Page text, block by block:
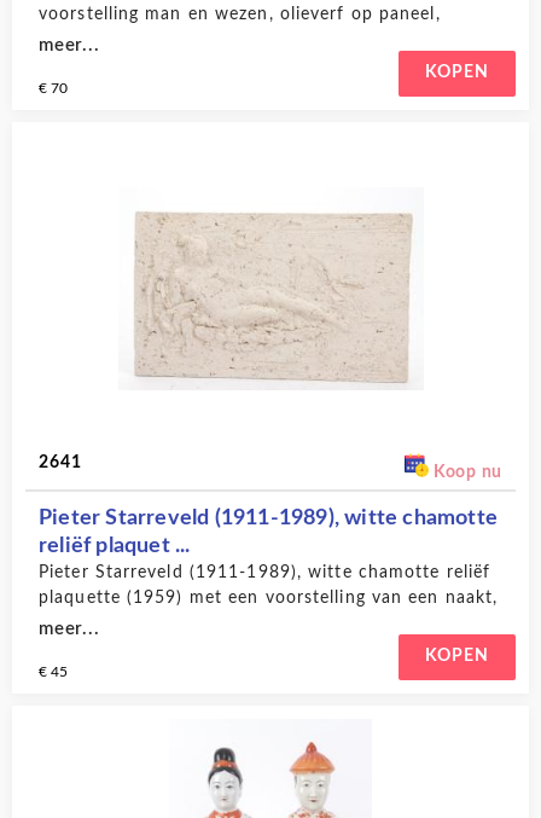
voorstelling man en wezen, olieverf op paneel,
monogram r.o en gedateerd ‘79, 10,1 x 13 cm.
meer...
€ 70
KOPEN
2641
Koop nu
Pieter Starreveld (1911-1989), witte chamotte
reliëf plaquet ...
Pieter Starreveld (1911-1989), witte chamotte reliëf
plaquette (1959) met een voorstelling van een naakt,
liggend op een bank, 18,5 x 30,5 cm., monogram PS
r.o, vgl. literatuur: C. van Blommestein et.al., Pieter
Starreveld 1911-1989, deel 12, uit reeks
2022, p. 153, nr. 187
meer...
€ 45
KOPEN